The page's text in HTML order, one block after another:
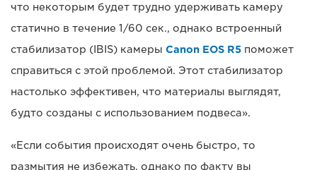
что некоторым будет трудно удерживать камеру
статично в течение 1/60 сек., однако встроенный
стабилизатор (IBIS) камеры Canon EOS R5 поможет
справиться с этой проблемой. Этот стабилизатор
настолько эффективен, что материалы выглядят,
будто созданы с использованием подвеса».
«Если события происходят очень быстро, то
размытия не избежать, однако по факту вы